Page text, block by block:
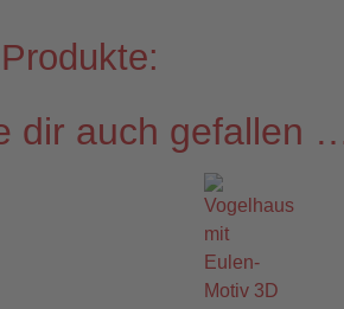
dir auch gefallen